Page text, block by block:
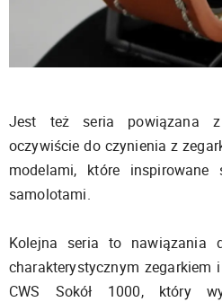
Jest też seria powiązana
oczywiście do czynienia z
modelami, które
samolotami.
Kolejna seria to nawiązania
charakterystycznym zegarkiem
CWS Sokół 1000, który